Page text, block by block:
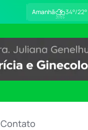
Amanhã⛈34°/22°
Contato